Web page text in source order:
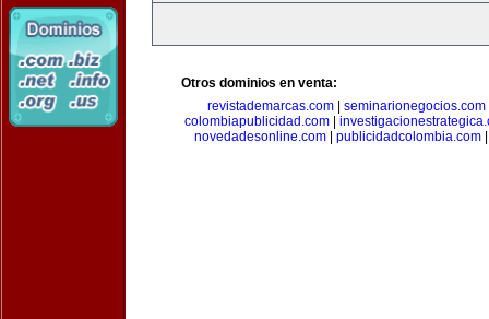
Otros dominios en venta:
revistademarcas.com
seminarionegocios.com
colombiapublicidad.com
novedadesonline.com
publicidadcolombia.com